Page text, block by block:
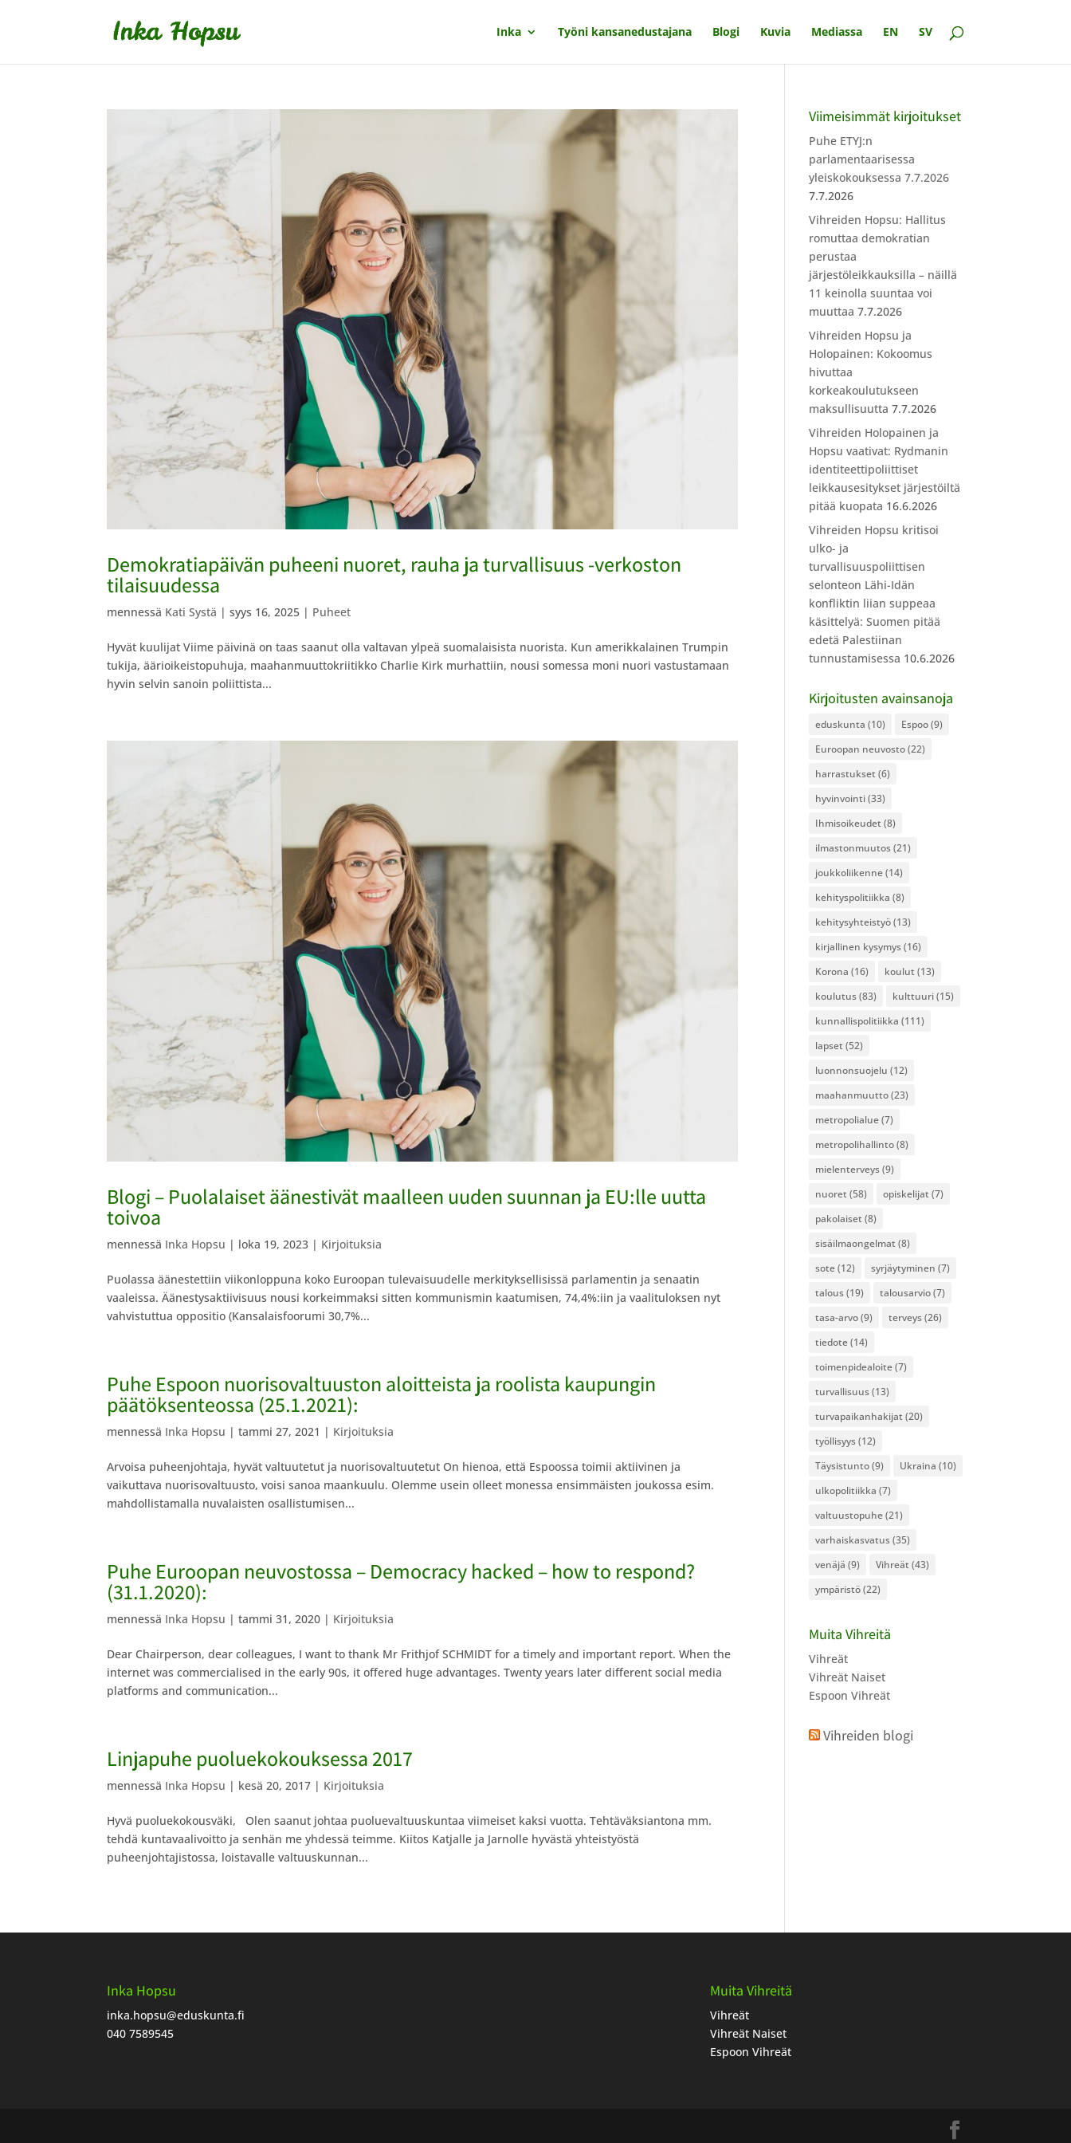
Inka Työni kansanedustajana Blogi Kuvia Mediassa EN SV
Demokratiapäivän puheeni nuoret, rauha ja turvallisuus -verkoston
tilaisuudessa
mennessä Kati Systä |syys 16, 2025 | Puheet
Hyvät kuulijat Viime päivinä on taas saanut olla valtavan ylpeä suomalaisista nuorista. Kun amerikkalainen Trumpin
tukija, äärioikeistopuhuja, maahanmuuttokriitikko Charlie Kirk murhattiin, nousi somessa moni nuori vastustamaan
hyvin selvin sanoin poliittista...
Blogi – Puolalaiset äänestivät maalleen uuden suunnan ja EU:lle uutta
toivoa
mennessä Inka Hopsu | loka 19, 2023 | Kirjoituksia
Puolassa äänestettiin viikonloppuna koko Euroopan tulevaisuudelle merkityksellisissä parlamentin ja senaatin
vaaleissa. Äänestysaktiivisuus nousi korkeimmaksi sitten kommunismin kaatumisen, 74,4%:iin ja vaalituloksen nyt
vahvistuttua oppositio (Kansalaisfoorumi 30,7%...
Puhe Espoon nuorisovaltuuston aloitteista ja roolista kaupungin
päätöksenteossa (25.1.2021):
mennessä Inka Hopsu |tammi 27, 2021 | Kirjoituksia
Arvoisa puheenjohtaja, hyvät valtuutetut ja nuorisovaltuutetut On hienoa, että Espoossa toimii aktiivinen ja
vaikuttava nuorisovaltuusto, voisi sanoa maankuulu. Olemme usein olleet monessa ensimmäisten joukossa esim.
mahdollistamalla nuvalaisten osallistumisen...
Puhe Euroopan neuvostossa – Democracy hacked – how to respond?
(31.1.2020):
mennessä Inka Hopsu |tammi 31, 2020 | Kirjoituksia
Dear Chairperson, dear colleagues, I want to thank Mr Frithjof SCHMIDT for a timely and important report. When the
internet was commercialised in the early 90s, it offered huge advantages. Twenty years later different social media
platforms and communication...
Linjapuhe puoluekokouksessa 2017
mennessä Inka Hopsu | kesä 20, 2017 | Kirjoituksia
Hyvä puoluekokousväki, Olen saanut johtaa puoluevaltuuskuntaa viimeiset kaksi vuotta. Tehtäväksiantona mm.
tehdä kuntavaalivoitto ja senhän me yhdessä teimme. Kiitos Katjalle ja Jarnolle hyvästä yhteistyöstä
puheenjohtajistossa, loistavalle valtuuskunnan...
Viimeisimmät kirjoitukset
Puhe ETYJ:n
parlamentaarisessa
yleiskokouksessa 7.7.2026
7.7.2026
Vihreiden Hopsu: Hallitus
romuttaa demokratian
perustaa
järjestöleikkauksilla – näillä
11 keinolla suuntaa voi
muuttaa 7.7.2026
Vihreiden Hopsu ja
Holopainen: Kokoomus
hivuttaa
korkeakoulutukseen
maksullisuutta 7.7.2026
Vihreiden Holopainen ja
Hopsu vaativat: Rydmanin
identiteettipoliittiset
leikkausesitykset järjestöiltä
pitää kuopata 16.6.2026
Vihreiden Hopsu kritisoi
ulko- ja
turvallisuuspoliittisen
selonteon Lähi-Idän
konfliktin liian suppeaa
käsittelyä: Suomen pitää
edetä Palestiinan
tunnustamisessa 10.6.2026
Kirjoitusten avainsanoja
eduskunta (10) Espoo(9)
Euroopan neuvosto(22)
harrastukset (6)
hyvinvointi(33)
Ihmisoikeudet (8)
ilmastonmuutos(21)
joukkoliikenne(14)
kehityspolitiikka (8)
kehitysyhteistyö(13)
kirjallinen kysymys(16)
Korona (16) koulut (13)
koulutus(83) kulttuuri(15)
kunnallispolitiikka (111)
lapset (52)
luonnonsuojelu (12)
maahanmuutto(23)
metropolialue(7)
metropolihallinto(8)
mielenterveys(9)
nuoret (58) opiskelijat (7)
pakolaiset (8)
sisäilmaongelmat (8)
sote(12) syrjäytyminen (7)
talous(19) talousarvio(7)
tasa-arvo(9) terveys(26)
tiedote(14)
toimenpidealoite(7)
turvallisuus(13)
turvapaikanhakijat (20)
työllisyys(12)
Täysistunto(9) Ukraina (10)
ulkopolitiikka (7)
valtuustopuhe(21)
varhaiskasvatus(35)
venäjä (9) Vihreät (43)
ympäristö(22)
Muita Vihreitä
Vihreät
Vihreät Naiset
Espoon Vihreät
Vihreiden blogi
Inka Hopsu
inka.hopsu@eduskunta.fi
040 7589545
Muita Vihreitä
Vihreät
Vihreät Naiset
Espoon Vihreät